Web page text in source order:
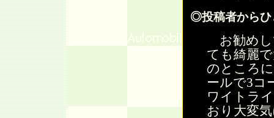
◎投稿者からひ
お勧めし
ても綺麗
のところ
ールで3コ
ワイトラ
おり大変